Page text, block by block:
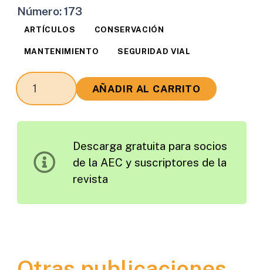
Número:173
ARTÍCULOS CONSERVACIÓN
MANTENIMIENTO SEGURIDAD VIAL
Mejora
de
AÑADIR AL CARRITO
Descarga gratuita para socios
de la AEC y suscriptores de la
revista